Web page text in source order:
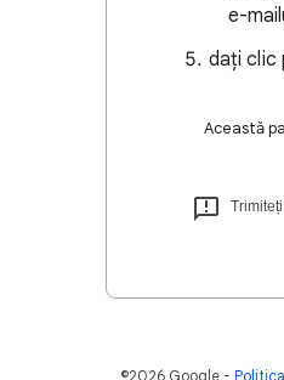
e-
dați clic
Această
©2026 Google